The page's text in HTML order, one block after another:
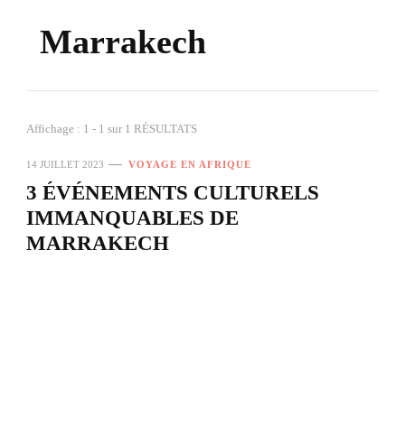
Marrakech
Affichage : 1 - 1 sur 1 RÉSULTATS
14 JUILLET 2023 VOYAGE EN AFRIQUE
3 ÉVÉNEMENTS CULTURELS
IMMANQUABLES DE
MARRAKECH